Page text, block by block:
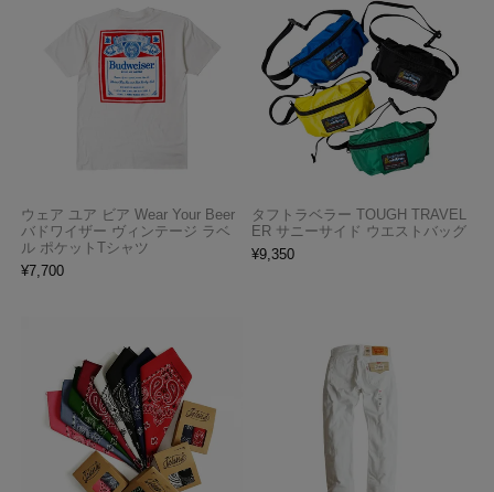
ウェア ユア ビア Wear Your Beer
バドワイザー ヴィンテージ ラベ
ル ポケットTシャツ
¥7,700
タフトラベラー TOUGH TRAVEL
ER サニーサイド ウエストバッグ
¥9,350